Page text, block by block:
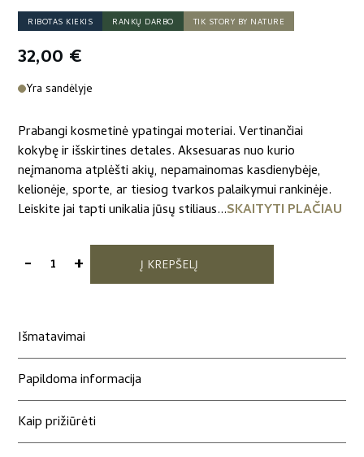
RIBOTAS KIEKIS RANKŲ DARBO TIK STORY BY NATURE
32,00 €
Yra sandėlyje
Prabangi kosmetinė ypatingai moteriai. Vertinančiai
kokybę ir išskirtines detales. Aksesuaras nuo kurio
neįmanoma atplėšti akių, nepamainomas kasdienybėje,
kelionėje, sporte, ar tiesiog tvarkos palaikymui rankinėje.
Leiskite jai tapti unikalia jūsų stiliaus...SKAITYTI PLAČIAU
-produkto
gobeleno
„Vasaros
pieva“
+ Į KREPŠELĮ
Išmatavimai
Papildoma informacija
Kaip prižiūrėti